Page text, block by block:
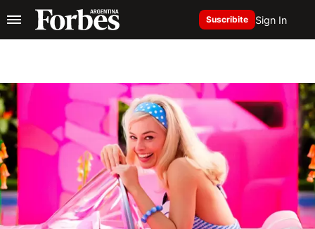
Suscribite Sign In